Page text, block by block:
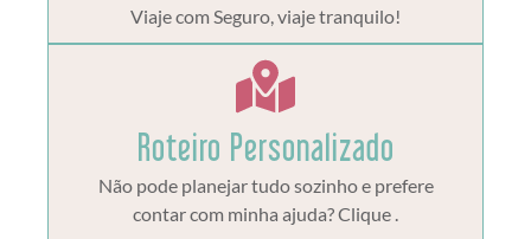
Viaje com Seguro, viaje tranquilo!
Roteiro Personalizado
Não pode planejar tudo sozinho e prefere
contar com minha ajuda? Clique .